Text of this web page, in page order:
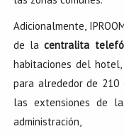
Adicionalmente,
de lacentralita
habitaciones del
para alrededor de 210
las extensiones de
administración,